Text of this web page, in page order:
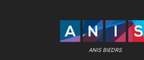
ANIS BIEDRS